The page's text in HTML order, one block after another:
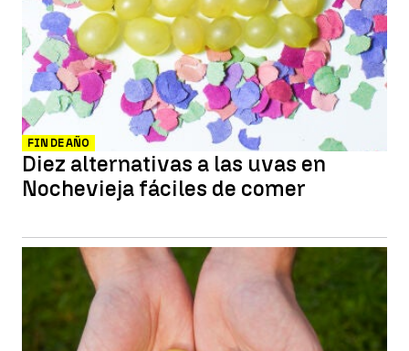
FIN DE AÑO
Diez alternativas a las uvas en
Nochevieja fáciles de comer